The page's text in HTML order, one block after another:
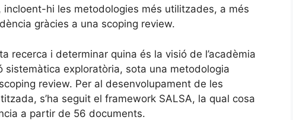
hi les metodologies més utilitzades, a més
gràcies a una scoping review.
recerca i determinar quina és la visió de l’acadèmia
sistemàtica exploratòria, sota una metodologia
review. Per al desenvolupament de les
s’ha seguit el framework SALSA, la qual cosa
a partir de 56 documents.